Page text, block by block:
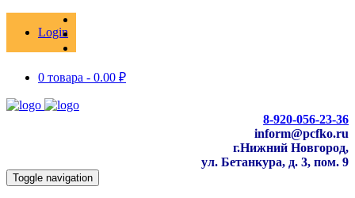
Login
0 товара - 0.00 ₽
8-920-056-23-36
inform@pcfko.ru
г.Нижний Новгород,
ул. Бетанкура, д. 3, пом. 9
Toggle navigation